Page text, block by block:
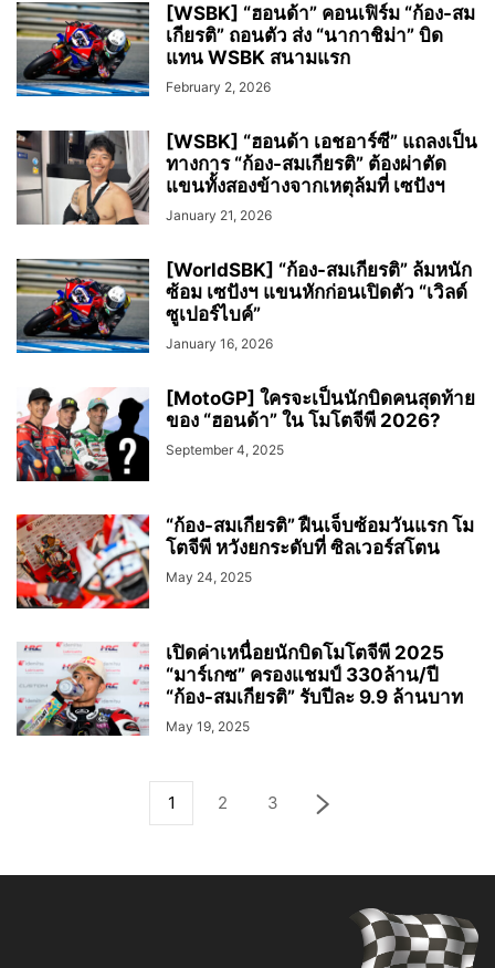
[WSBK] “ฮอนด้า” คอนเฟิร์ม “ก้อง-สม
เกียรติ” ถอนตัว ส่ง “นากาชิม่า” บิด
แทน WSBK สนามแรก
February 2, 2026
[WSBK] “ฮอนด้า เอชอาร์ซี” แถลงเป็น
ทางการ “ก้อง-สมเกียรติ” ต้องผ่าตัด
แขนทั้งสองข้างจากเหตุล้มที่ เซปังฯ
January 21, 2026
[WorldSBK] “ก้อง-สมเกียรติ” ล้มหนัก
ซ้อม เซปังฯ แขนหักก่อนเปิดตัว “เวิลด์
ซูเปอร์ไบค์”
January 16, 2026
[MotoGP] ใครจะเป็นนักบิดคนสุดท้าย
ของ “ฮอนด้า” ใน โมโตจีพี 2026?
September 4, 2025
“ก้อง-สมเกียรติ” ฝืนเจ็บซ้อมวันแรก โม
โตจีพี หวังยกระดับที่ ซิลเวอร์สโตน
May 24, 2025
เปิดค่าเหนื่อยนักบิดโมโตจีพี 2025
“มาร์เกซ” ครองแชมป์ 330ล้าน/ปี
“ก้อง-สมเกียรติ” รับปีละ 9.9 ล้านบาท
May 19, 2025
1 2 3